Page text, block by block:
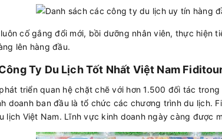
cố gắng đổi mới, bồi dưỡng nhân viên, thực hiện
lên hàng đầu.
Ty Du Lịch Tốt Nhất Việt Nam
triển quan hệ chặt chẽ với hơn 1.500 đối tác
doanh ban đầu là tổ chức các chương trình du lịch.
lịch Việt Nam. Lĩnh vực kinh doanh ngày càng được